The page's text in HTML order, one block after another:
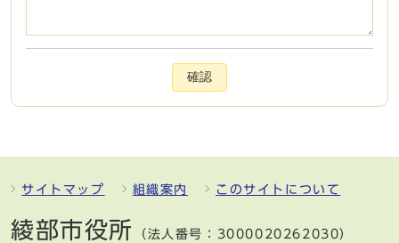
確認
サイトマップ 組織案内 このサイトについて
綾部市役所 （法人番号：3000020262030）